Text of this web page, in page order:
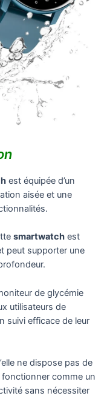
est équipée d’un
aisée et une
smartwatch est
peut supporter une
de glycémie
utilisateurs de
suivi efficace de leur
ne dispose pas de
fonctionner comme un
sans nécessiter